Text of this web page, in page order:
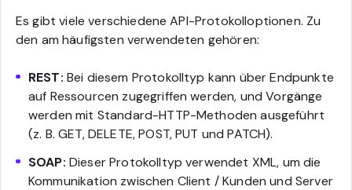
Es gibt viele verschiedene API-Protokolloptionen. Zu
den am häufigsten verwendeten gehören:
REST: Bei diesem Protokolltyp kann über Endpunkte
auf Ressourcen zugegriffen werden, und Vorgänge
werden mit Standard-HTTP-Methoden ausgeführt
(z. B. GET, DELETE, POST, PUT und PATCH).
SOAP: Dieser Protokolltyp verwendet XML, um die
Kommunikation zwischen Client / Kunden und Server